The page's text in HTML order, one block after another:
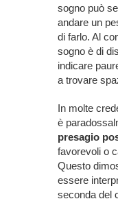
sogno può
andare un
di farlo. Al
sogno è di
indicare
a trovare
In molte
è
presagio
favorevoli o
Questo
essere
seconda del